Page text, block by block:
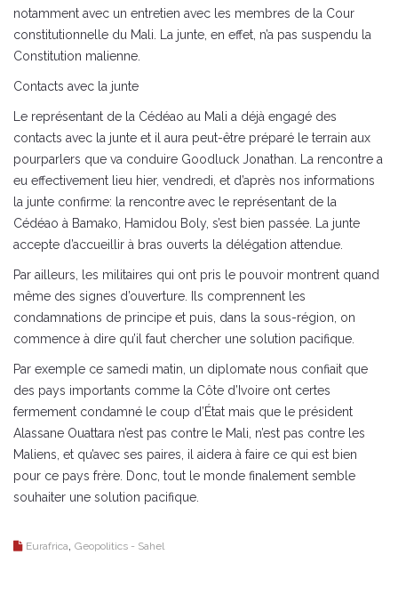
notamment avec un entretien avec les membres de la Cour
constitutionnelle du Mali. La junte, en effet, n’a pas suspendu la
Constitution malienne.
Contacts avec la junte
Le représentant de la Cédéao au Mali a déjà engagé des
contacts avec la junte et il aura peut-être préparé le terrain aux
pourparlers que va conduire Goodluck Jonathan. La rencontre a
eu effectivement lieu hier, vendredi, et d’après nos informations
la junte confirme: la rencontre avec le représentant de la
Cédéao à Bamako, Hamidou Boly, s’est bien passée. La junte
accepte d’accueillir à bras ouverts la délégation attendue.
Par ailleurs, les militaires qui ont pris le pouvoir montrent quand
même des signes d’ouverture. Ils comprennent les
condamnations de principe et puis, dans la sous-région, on
commence à dire qu’il faut chercher une solution pacifique.
Par exemple ce samedi matin, un diplomate nous confiait que
des pays importants comme la Côte d’Ivoire ont certes
fermement condamné le coup d’État mais que le président
Alassane Ouattara n’est pas contre le Mali, n’est pas contre les
Maliens, et qu’avec ses paires, il aidera à faire ce qui est bien
pour ce pays frère. Donc, tout le monde finalement semble
souhaiter une solution pacifique.
Eurafrica Geopolitics - Sahel